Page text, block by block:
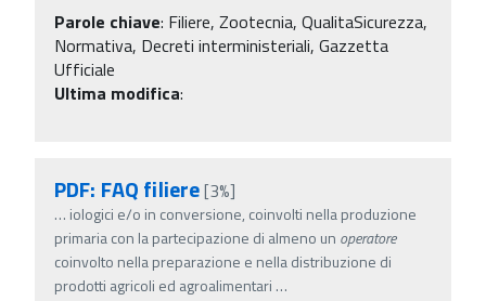
Parole chiave: Filiere, Zootecnia, QualitaSicurezza,
Normativa, Decreti interministeriali, Gazzetta
Ufficiale
Ultima modifica:
PDF: FAQ filiere[3%]
… iologici e/o in conversione, coinvolti nella produzione
primaria con la partecipazione di almeno un operatore
coinvolto nella preparazione e nella distribuzione di
prodotti agricoli ed agroalimentari …